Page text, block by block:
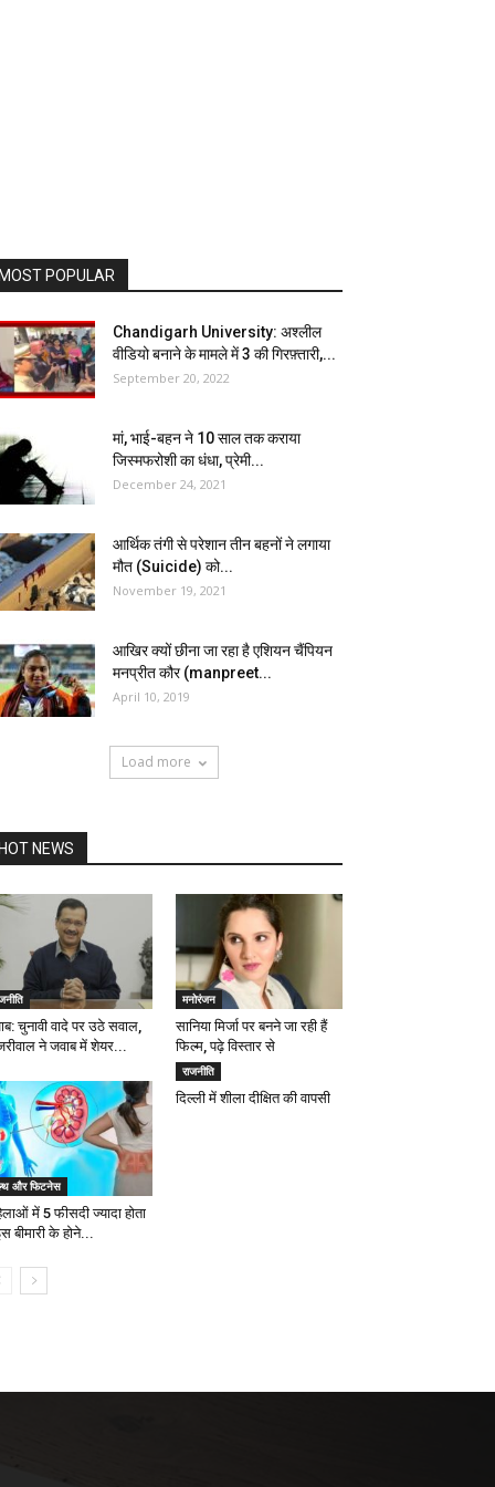
MOST POPULAR
Chandigarh University: अश्लील
वीडियो बनाने के मामले में 3 की गिरफ़्तारी,...
September 20, 2022
मां, भाई-बहन ने 10 साल तक कराया
जिस्मफरोशी का धंधा, प्रेमी...
December 24, 2021
आर्थिक तंगी से परेशान तीन बहनों ने लगाया
मौत (Suicide) को...
November 19, 2021
आखिर क्यों छीना जा रहा है एशियन चैंपियन
मनप्रीत कौर (manpreet...
April 10, 2019
Load more
HOT NEWS
चुनावी वादे पर उठे सवाल,
ने जवाब में शेयर...
मनोरंजन
सानिया मिर्जा पर बनने जा रही हैं
फिल्म, पढ़े विस्तार से
और फिटनेस
में 5 फीसदी ज्यादा होता
बीमारी के होने...
राजनीति
दिल्ली में शीला दीक्षित की वापसी